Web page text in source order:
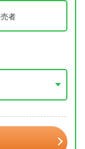
者